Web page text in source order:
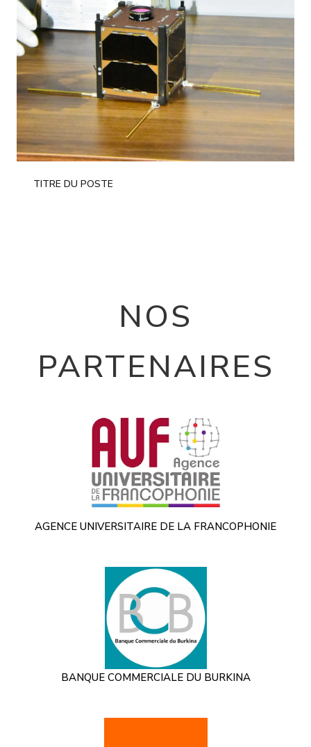
TITRE DU POSTE
NOS
PARTENAIRES
AGENCE UNIVERSITAIRE DE LA FRANCOPHONIE
BANQUE COMMERCIALE DU BURKINA